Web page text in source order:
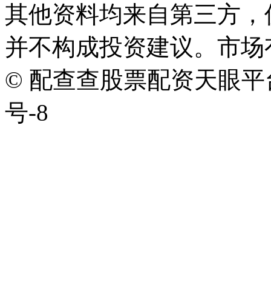
其他资料均来自第三方
并不构成投资建议。市
© 配查查股票配资天眼平
号-8